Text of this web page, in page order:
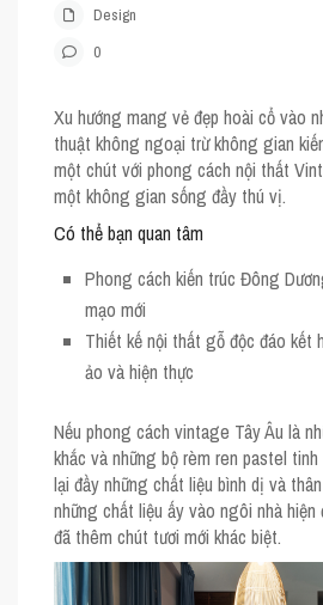
Design
0
Xu hướng mang vẻ đẹp hoài cổ vào
thuật không ngoại trừ không gian
một chút với phong cách nội thất
một không gian sống đầy thú vị.
Có thể bạn quan tâm
Phong cách kiến trúc Đông
mạo mới
Thiết kế nội thất gỗ độc đáo kết
ảo và hiện thực
Nếu phong cách vintage Tây Âu là
khắc và những bộ rèm ren pastel
lại đầy những chất liệu bình dị và
những chất liệu ấy vào ngôi nhà
đã thêm chút tươi mới khác biệt.